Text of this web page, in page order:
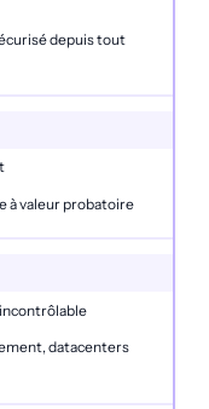
depuis tout
à valeur probatoire
datacenters